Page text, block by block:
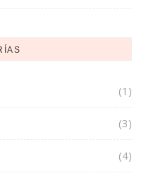
(1)
(3)
(4)